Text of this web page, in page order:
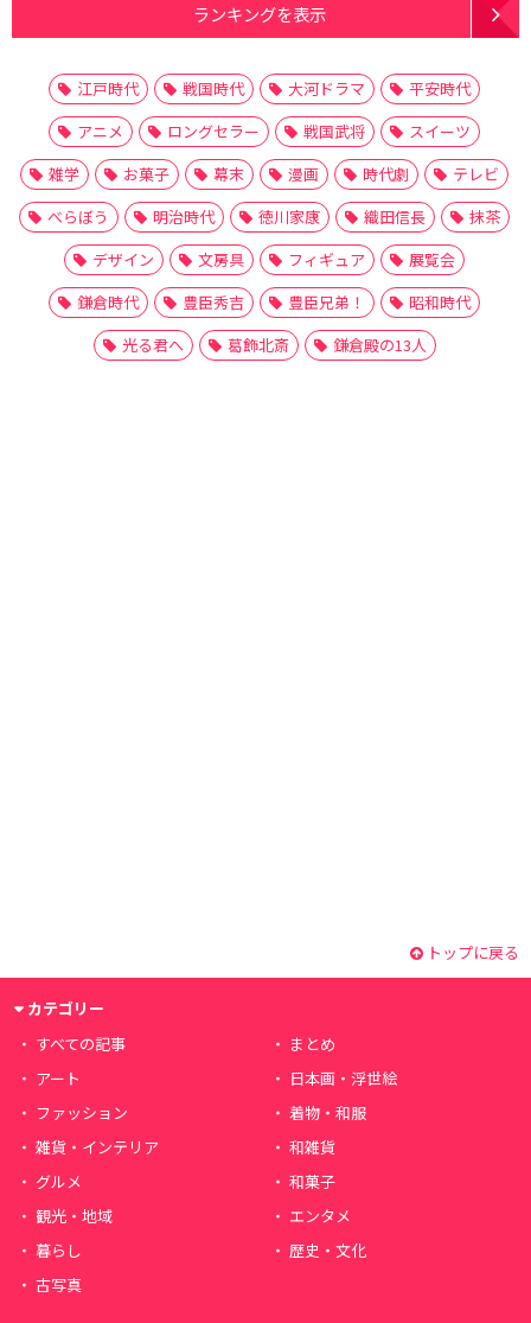
ランキングを表示
江戸時代 戦国時代 大河ドラマ
平安時代
アニメ
ロングセラー 戦国武将
スイーツ
雑学
お菓子 幕末 漫画 時代劇
テレビ
べらぼう
明治時代 徳川家康 織田信長
抹茶
デザイン
文房具 フィギュア
展覧会
鎌倉時代
豊臣秀吉 豊臣兄弟！
昭和時代
光る君へ
葛飾北斎 鎌倉殿の13人
トップに戻る
カテゴリー
すべての記事
まとめ
アート
日本画・浮世絵
ファッション
着物・和服
雑貨・インテリア
和雑貨
グルメ
和菓子
観光・地域
エンタメ
暮らし
歴史・文化
古写真